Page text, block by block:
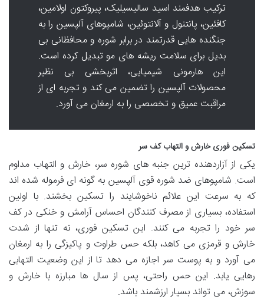
ترکیب هدفمند اسید سالیسیلیک، پیروکتون اولامین،
کافئین، پانتنول و آلانتوئین، شامپوهای آلپسین را به
جنگنده هایی قدرتمند در برابر شوره و محافظانی بی
بدیل برای سلامت ریشه های مو تبدیل کرده است.
این هارمونی شیمیایی، اثربخشی بی نظیر
محصولات آلپسین را تضمین می کند و تجربه ای از
مراقبت عمیق و تخصصی را به ارمغان می آورد.
تسکین فوری خارش و التهاب کف سر
یکی از آزاردهنده ترین جنبه های شوره سر، خارش و التهاب مداوم
است. شامپوهای ضد شوره قوی آلپسین به گونه ای فرموله شده اند
که به سرعت این علائم ناخوشایند را تسکین بخشند. با اولین
استفاده، بسیاری از مصرف کنندگان احساس آرامش و خنکی در کف
سر خود را تجربه می کنند. این تسکین فوری، نه تنها از شدت
خارش و قرمزی می کاهد، بلکه حس طراوت و پاکیزگی را به ارمغان
می آورد و به پوست سر اجازه می دهد تا از این وضعیت التهابی
رهایی یابد. این حس راحتی، پس از سال ها مبارزه با خارش و
سوزش، می تواند بسیار ارزشمند باشد.